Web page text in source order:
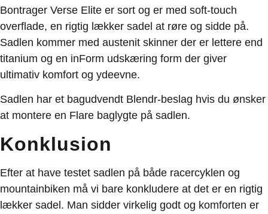
Bontrager Verse Elite er sort og er med soft-touch
overflade, en rigtig lækker sadel at røre og sidde på.
Sadlen kommer med austenit skinner der er lettere end
titanium og en inForm udskæring form der giver
ultimativ komfort og ydeevne.
Sadlen har et bagudvendt Blendr-beslag hvis du ønsker
at montere en Flare baglygte på sadlen.
Konklusion
Efter at have testet sadlen på både racercyklen og
mountainbiken må vi bare konkludere at det er en rigtig
lækker sadel. Man sidder virkelig godt og komforten er